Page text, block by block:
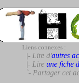
Liens connexes :
|- Lire d'autres
|- Lire une fiche
`- Partager cet